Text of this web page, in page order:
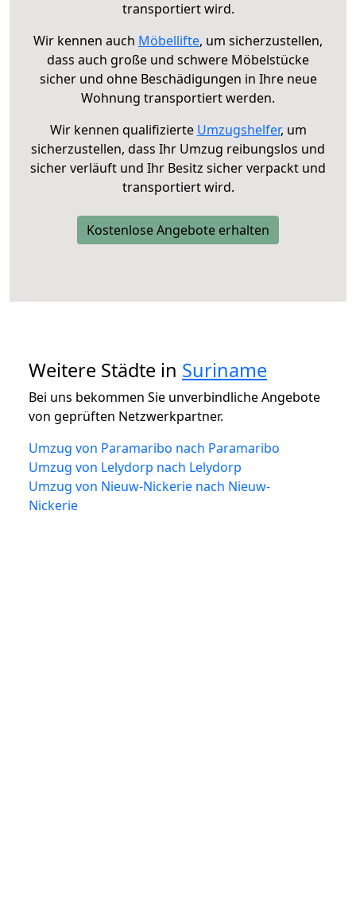
transportiert wird.
Wir kennen auch Möbellifte, um sicherzustellen,
dass auch große und schwere Möbelstücke
sicher und ohne Beschädigungen in Ihre neue
Wohnung transportiert werden.
Wir kennen qualifizierte Umzugshelfer, um
sicherzustellen, dass Ihr Umzug reibungslos und
sicher verläuft und Ihr Besitz sicher verpackt und
transportiert wird.
Kostenlose Angebote erhalten
Weitere Städte in Suriname
Bei uns bekommen Sie unverbindliche Angebote
von geprüften Netzwerkpartner.
Umzug von Paramaribo nach Paramaribo
Umzug von Lelydorp nach Lelydorp
Umzug von Nieuw-Nickerie nach Nieuw-
Nickerie